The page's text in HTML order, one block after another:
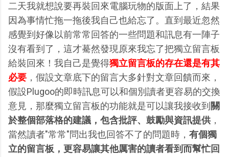
二天我就想說要再裝回來電腦玩物的版面上了，結果
因為事情忙拖一拖後我自己也給忘了。直到最近忽然
感覺到好像以前常常回答的一些問題和訊息有一陣子
沒有看到了，這才驀然發現原來我忘了把獨立留言板
給裝回來！我自己是覺得獨立留言板的存在還是有其
必要 ，假設文章底下的留言大多針對文章回饋而來，
假設Plugoo的即時訊息可以和個別讀者更容易的交換
意見，那麼獨立留言板的功能就是可以讓我接收到 關
於整個部落格的建議，包含批評、鼓勵與資訊提供 ，
當然讀者"常常"問出我也回答不了的問題時， 有個獨
立的留言板，更容易讓其他厲害的讀者看到而幫忙回